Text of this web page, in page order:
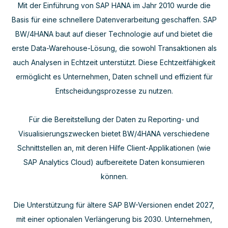
Mit der Einführung von SAP HANA im Jahr 2010 wurde die
Basis für eine schnellere Datenverarbeitung geschaffen. SAP
BW/4HANA baut auf dieser Technologie auf und bietet die
erste Data-Warehouse-Lösung, die sowohl Transaktionen als
auch Analysen in Echtzeit unterstützt. Diese Echtzeitfähigkeit
ermöglicht es Unternehmen, Daten schnell und effizient für
Entscheidungsprozesse zu nutzen.
Für die Bereitstellung der Daten zu Reporting- und
Visualisierungszwecken bietet BW/4HANA verschiedene
Schnittstellen an, mit deren Hilfe Client-Applikationen (wie
SAP Analytics Cloud) aufbereitete Daten konsumieren
können.
Die Unterstützung für ältere SAP BW-Versionen endet 2027,
mit einer optionalen Verlängerung bis 2030. Unternehmen,